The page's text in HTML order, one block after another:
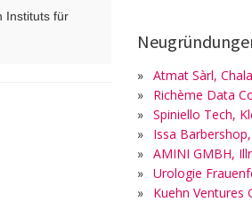
Instituts für
» Atmat Sàrl,
»
Richème Data
» Spiniello Tech,
»
Issa
» AMINI GMBH,
» Urologie
»
Kuehn Ventures